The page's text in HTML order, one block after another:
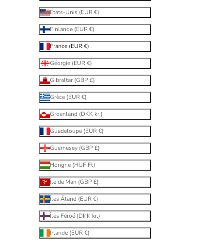
États-Unis (EUR €)
Finlande (EUR €)
France (EUR €)
Géorgie (EUR €)
Gibraltar (GBP £)
Grèce (EUR €)
Groenland (DKK kr.)
Guadeloupe (EUR €)
Guernesey (GBP £)
Hongrie (HUF Ft)
Île de Man (GBP £)
Îles Åland (EUR €)
Îles Féroé (DKK kr.)
Irlande (EUR €)